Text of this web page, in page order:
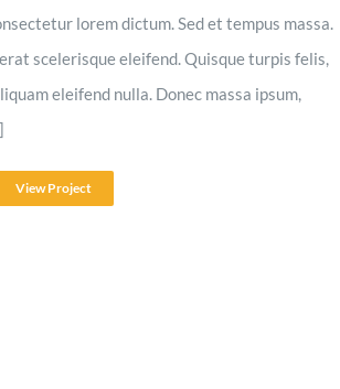
lorem dictum. Sed et tempus massa.
scelerisque eleifend. Quisque turpis felis,
eleifend nulla. Donec massa ipsum,
View Project